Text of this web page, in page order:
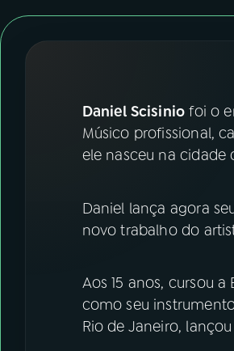
FESTIVAL DE MÚSICA
ACOMPANHE A RÁDIO NACIONAL
Instagram X
Daniel Scisinio foi o
Músico profissional,
ele nasceu na cidade
Daniel lança agora
novo trabalho do
Aos 15 anos, cursou
como seu
Rio de Janeiro,